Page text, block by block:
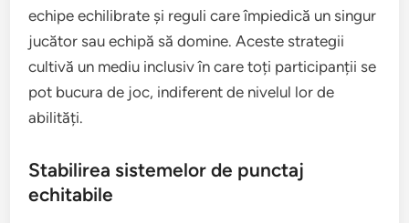
echipe echilibrate și reguli care împiedică un singur
jucător sau echipă să domine. Aceste strategii
cultivă un mediu inclusiv în care toți participanții se
pot bucura de joc, indiferent de nivelul lor de
abilități.
Stabilirea sistemelor de punctaj
echitabile